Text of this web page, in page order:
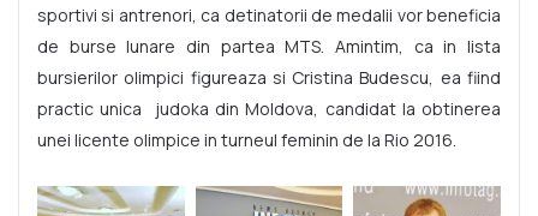
sportivi si antrenori, ca detinatorii de medalii vor beneficia
de burse lunare din partea MTS. Amintim, ca in lista
bursierilor olimpici figureaza si Cristina Budescu, ea fiind
practic unica judoka din Moldova, candidat la obtinerea
unei licente olimpice in turneul feminin de la Rio 2016.